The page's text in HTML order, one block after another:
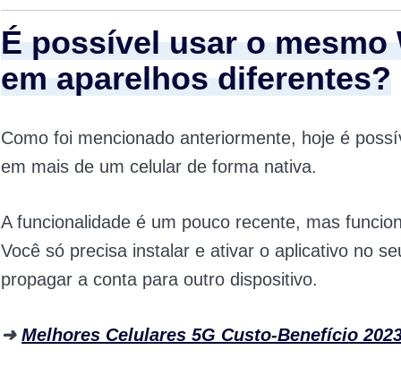
É possível usar o mesmo
em aparelhos diferentes?
Como foi mencionado anteriormente, hoje é
em mais de um celular de forma nativa.
A funcionalidade é um pouco recente, mas
Você só precisa instalar e ativar o aplicativo no
propagar a conta para outro dispositivo.
➜ Melhores Celulares 5G Custo-Benefício